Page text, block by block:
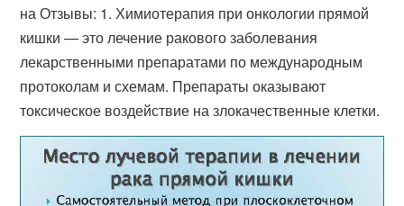
на Отзывы: 1. Химиотерапия при онкологии прямой
кишки — это лечение ракового заболевания
лекарственными препаратами по международным
протоколам и схемам. Препараты оказывают
токсическое воздействие на злокачественные клетки.